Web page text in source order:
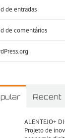
de entradas
de comentários
Recent
ALENTEJO+
Projeto de